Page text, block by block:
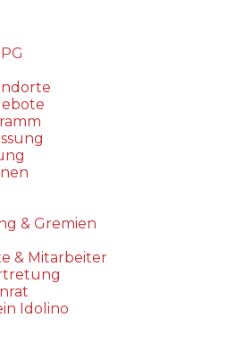
& Gremien
& Mitarbeiter
Idolino